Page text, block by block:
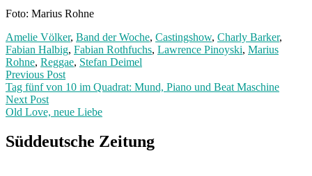
Foto: Marius Rohne
Amelie Völker, Band der Woche, Castingshow, Charly Barker,
Fabian Halbig, Fabian Rothfuchs, Lawrence Pinoyski, Marius
Rohne, Reggae, Stefan Deimel
Post
navigation
Previous PostPrevious
post:
Tag fünf von 10 im Quadrat: Mund, Piano und Beat Maschine
Next Post
Old Love, neue Liebe
Post:
Süddeutsche Zeitung